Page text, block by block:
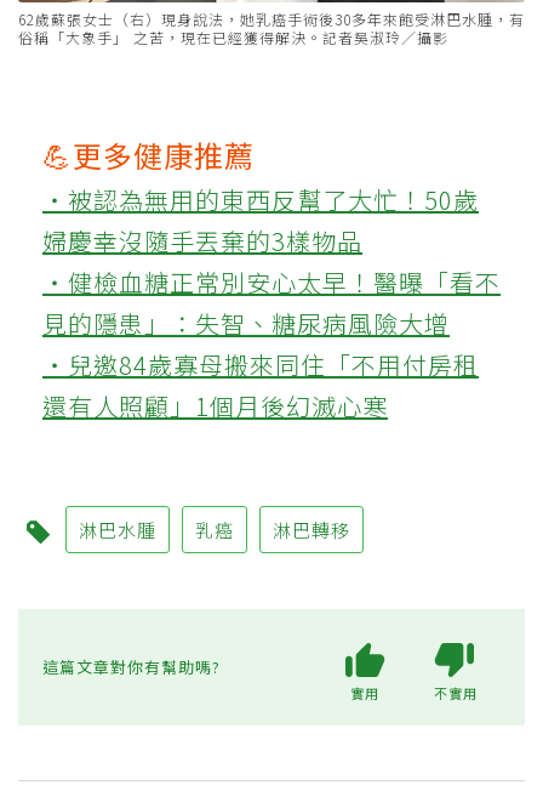
62歲蘇張女士（右）現身說法，她乳癌手術後30多年來飽受淋巴水腫，有
俗稱「大象手」 之苦，現在已經獲得解決。記者吳淑玲／攝影
💪更多健康推薦
‧被認為無用的東西反幫了大忙！50歲
婦慶幸沒隨手丟棄的3樣物品
‧健檢血糖正常別安心太早！醫曝「看不
見的隱患」：失智、糖尿病風險大增
‧兒邀84歲寡母搬來同住「不用付房租
還有人照顧」1個月後幻滅心寒
淋巴水腫 乳癌 淋巴轉移
這篇文章對你有幫助嗎?
實用 不實用